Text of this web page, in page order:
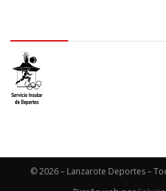
© 2026 – Lanzarote Deportes –